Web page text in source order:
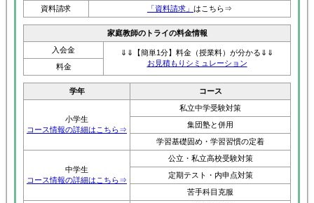
資料請求
「資料請求」 はこちら⇒
家庭教師のトライの料金情報
入会金
⇓⇓【簡単1分】料金（授業料）が分かる⇓⇓
お見積もりシミュレーション
料金
学年 コース
小学生
コース情報の詳細はこちら⇒
私立中学受験対策
集団塾と併用
学習基礎固め・学習習慣の定着
中学生
コース情報の詳細はこちら⇒
公立・私立高校受験対策
定期テスト・内申点対策
苦手科目克服